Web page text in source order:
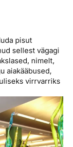
pisut
sellest vägagi
nimelt,
aiakääbused,
virrvarriks